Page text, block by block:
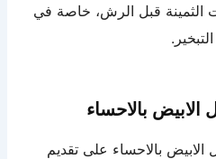
الثمينة قبل الرش، خاصة في
بالاحساء
بالاحساء على تقديم